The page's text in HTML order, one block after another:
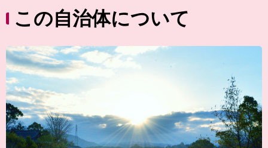
この自治体について